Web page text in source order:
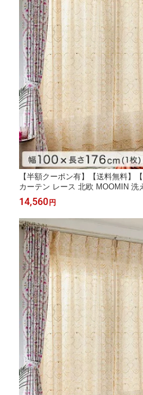
【半額クーポン有】【送料無料】
カーテン レース 北欧 MOOMIN 洗
れ ウォッシャブル リビング 子供
テン シアーカーテン アンブレラ 1
14,560 円